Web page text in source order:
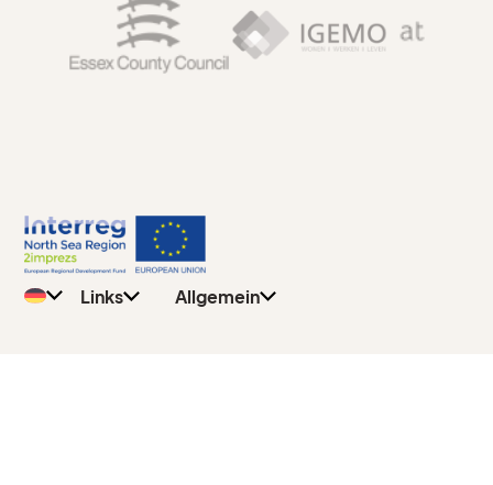
Links
Datenschutzbestimmungen
Kontakt
Allgemein
Lehrer
Schüler